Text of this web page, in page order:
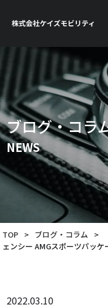
ブログ・コラ
NEWS
TOP > ブログ・コラム >
ェンシー AMGスポーツパッ
2022.03.10